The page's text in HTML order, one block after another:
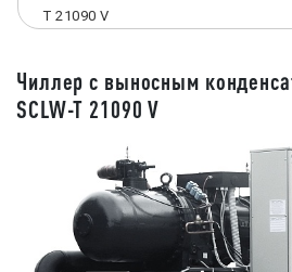
T 21090 V
Чиллер с выносным
SCLW-T 21090 V